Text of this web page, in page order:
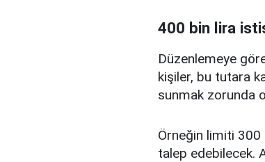
400 bin lira
Düzenlemeye
kişiler, bu tutara
sunmak zorunda
Örneğin limiti 300
talep edebilecek.